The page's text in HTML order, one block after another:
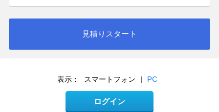
見積りスタート
表示： スマートフォン | PC
ログイン